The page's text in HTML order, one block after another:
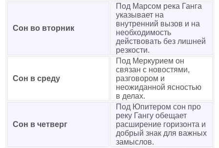
Сон во вторник
Под Марсом река Ганга
указывает на
внутренний вызов и на
необходимость
действовать без лишней
резкости.
Сон в среду
Под Меркурием он
связан с новостями,
разговором и
неожиданной ясностью
в делах.
Сон в четверг
Под Юпитером сон про
реку Гангу обещает
расширение горизонта и
добрый знак для важных
замыслов.